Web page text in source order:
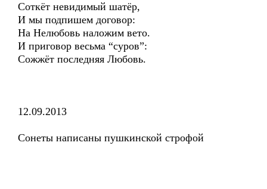
Соткёт невидимый шатёр,
И мы подпишем договор:
На Нелюбовь наложим вето.
И приговор весьма “суров”:
Сожжёт последняя Любовь.
12.09.2013
Сонеты написаны пушкинской строфой